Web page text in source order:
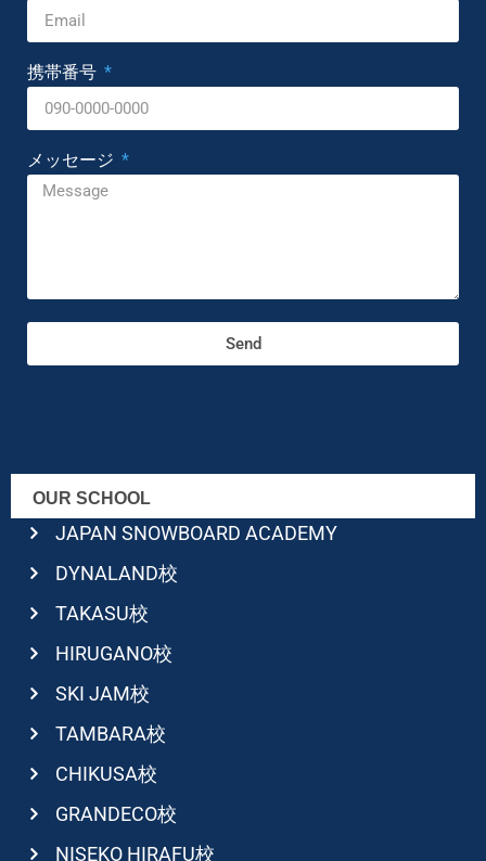
携帯番号
メッセージ
Send
OUR SCHOOL
JAPAN SNOWBOARD ACADEMY
DYNALAND校
TAKASU校
HIRUGANO校
SKI JAM校
TAMBARA校
CHIKUSA校
GRANDECO校
NISEKO HIRAFU校